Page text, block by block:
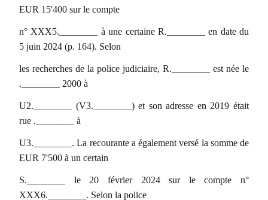
EUR 15'400 sur le compte
n° XXX5.________ à une certaine R.________ en date du
5 juin 2024 (p. 164). Selon
les recherches de la police judiciaire, R.________ est née le
.________ 2000 à
U2.________ (V3.________) et son adresse en 2019 était
rue .________ à
U3.________. La recourante a également versé la somme de
EUR 7'500 à un certain
S.________ le 20 février 2024 sur le compte n°
XXX6.________. Selon la police